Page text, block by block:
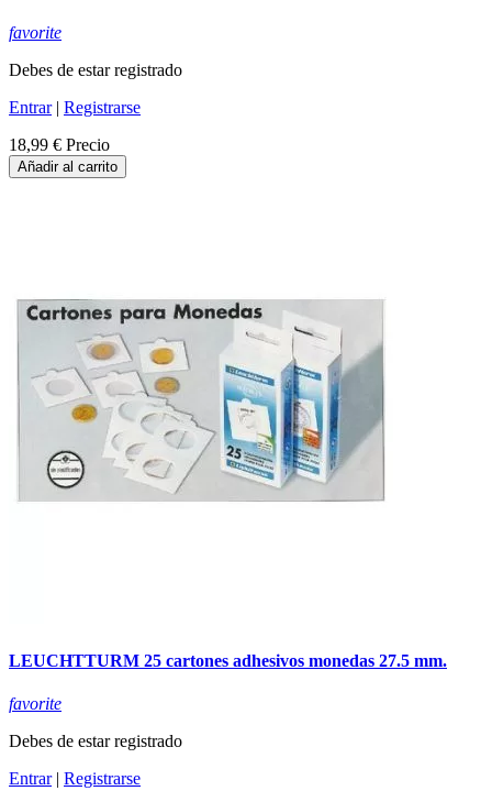
favorite
Debes de estar registrado
Entrar| Registrarse
18,99 € Precio
Añadir al carrito
LEUCHTTURM 25 cartones adhesivos monedas 27.5 mm.
favorite
Debes de estar registrado
Entrar| Registrarse